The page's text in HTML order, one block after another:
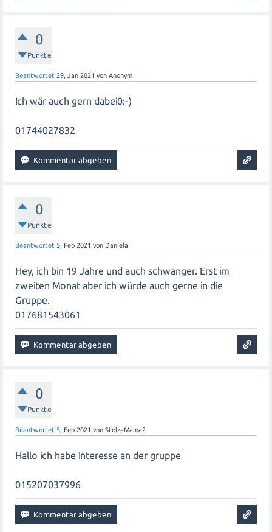
0
Punkte
Beantwortet 29, Jan 2021 von Anonym
Ich wär auch gern dabei0:-)
01744027832
0
Punkte
Beantwortet 5, Feb 2021 von Daniela
Hey, ich bin 19 Jahre und auch schwanger. Erst im
zweiten Monat aber ich würde auch gerne in die
Gruppe.
017681543061
0
Punkte
Beantwortet 5, Feb 2021 von StolzeMama2
Hallo ich habe Interesse an der gruppe
015207037996